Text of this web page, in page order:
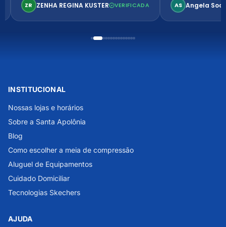
ZR ZENHA REGINA KUSTER VERIFICADA AS Angela
INSTITUCIONAL
Nossas lojas e horários
Sobre a Santa Apolônia
Blog
Como escolher a meia de compressão
Aluguel de Equipamentos
Cuidado Domiciliar
Tecnologias Skechers
AJUDA